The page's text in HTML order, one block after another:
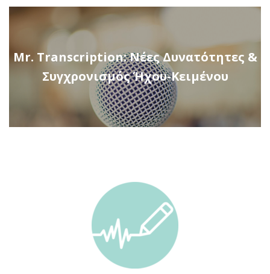
Mr. Transcription: Νέες Δυνατότητες &
Συγχρονισμός Ήχου-Κειμένου